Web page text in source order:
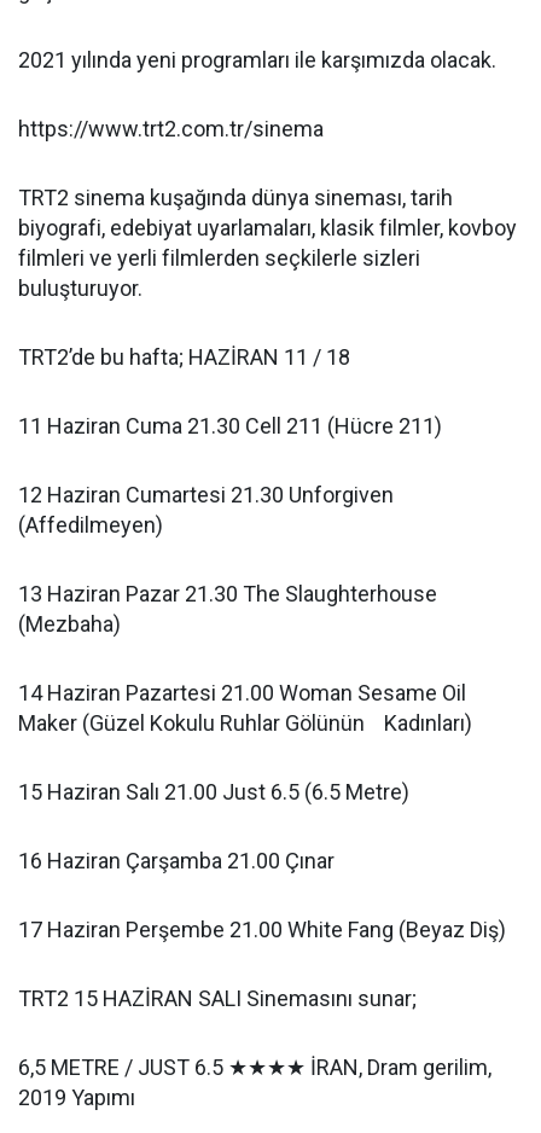
2021 yılında yeni programları ile karşımızda olacak.
https://www.trt2.com.tr/sinema
TRT2 sinema kuşağında dünya sineması, tarih
biyografi, edebiyat uyarlamaları, klasik filmler, kovboy
filmleri ve yerli filmlerden seçkilerle sizleri
buluşturuyor.
TRT2’de bu hafta; HAZİRAN 11 / 18
11 Haziran Cuma 21.30 Cell 211 (Hücre 211)
12 Haziran Cumartesi 21.30 Unforgiven
(Affedilmeyen)
13 Haziran Pazar 21.30 The Slaughterhouse
(Mezbaha)
14 Haziran Pazartesi 21.00 Woman Sesame Oil
Maker (Güzel Kokulu Ruhlar Gölünün Kadınları)
15 Haziran Salı 21.00 Just 6.5 (6.5 Metre)
16 Haziran Çarşamba 21.00 Çınar
17 Haziran Perşembe 21.00 White Fang (Beyaz Diş)
TRT2 15 HAZİRAN SALI Sinemasını sunar;
6,5 METRE / JUST 6.5 ★★★★ İRAN, Dram gerilim,
2019 Yapımı